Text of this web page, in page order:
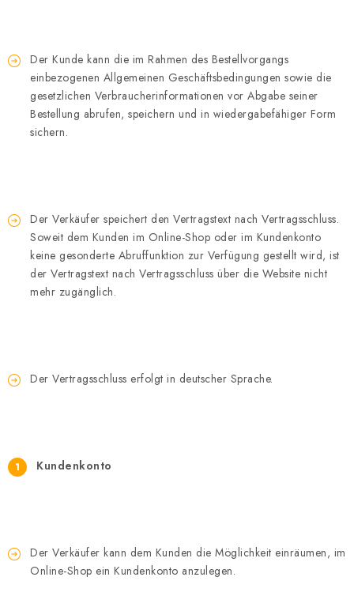
Der Kunde kann die im Rahmen des Bestellvorgangs
einbezogenen Allgemeinen Geschäftsbedingungen sowie die
gesetzlichen Verbraucherinformationen vor Abgabe seiner
Bestellung abrufen, speichern und in wiedergabefähiger Form
sichern.
Der Verkäufer speichert den Vertragstext nach Vertragsschluss.
Soweit dem Kunden im Online-Shop oder im Kundenkonto
keine gesonderte Abruffunktion zur Verfügung gestellt wird, ist
der Vertragstext nach Vertragsschluss über die Website nicht
mehr zugänglich.
Der Vertragsschluss erfolgt in deutscher Sprache.
Kundenkonto
Der Verkäufer kann dem Kunden die Möglichkeit einräumen, im
Online-Shop ein Kundenkonto anzulegen.